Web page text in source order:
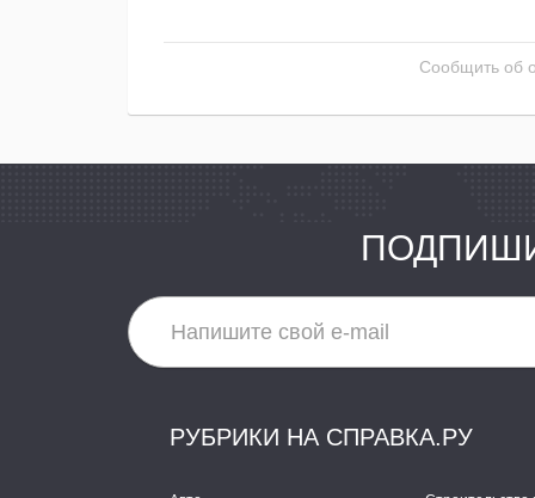
Сообщить об
РУБРИКИ НА СПРАВКА.РУ